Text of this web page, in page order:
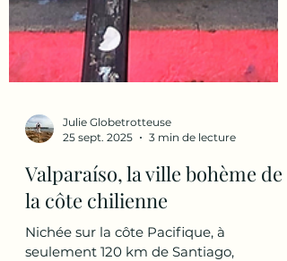
Julie Globetrotteuse
25 sept. 2025
3 min de lecture